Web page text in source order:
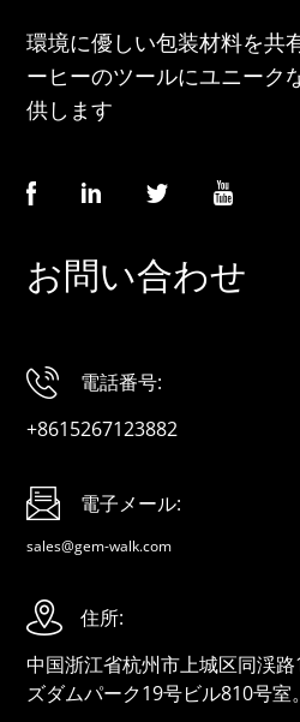
環境に優しい包装材料を共
ーヒーのツールにユニーク
供します
お問い合わせ
電話番号:
+8615267123882
電子メール:
sales@gem-walk.com
住所:
中国浙江省杭州市上城区同渓
ズダムパーク19号ビル810号室。